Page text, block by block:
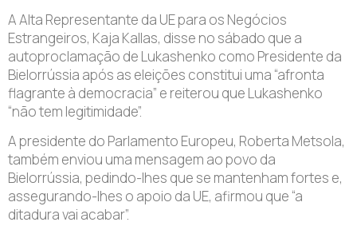
A Alta Representante da UE para os Negócios
Estrangeiros, Kaja Kallas, disse no sábado que a
autoproclamação de Lukashenko como Presidente da
Bielorrússia após as eleições constitui uma “afronta
flagrante à democracia” e reiterou que Lukashenko
“não tem legitimidade”.
A presidente do Parlamento Europeu, Roberta Metsola,
também enviou uma mensagem ao povo da
Bielorrússia, pedindo-lhes que se mantenham fortes e,
assegurando-lhes o apoio da UE, afirmou que “a
ditadura vai acabar”.